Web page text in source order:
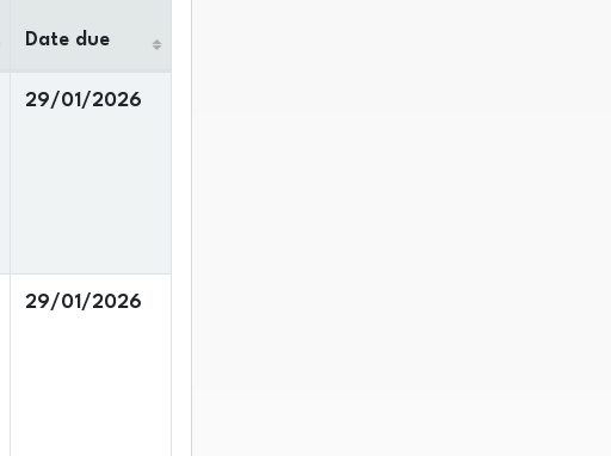
Date due
29/01/2026
29/01/2026